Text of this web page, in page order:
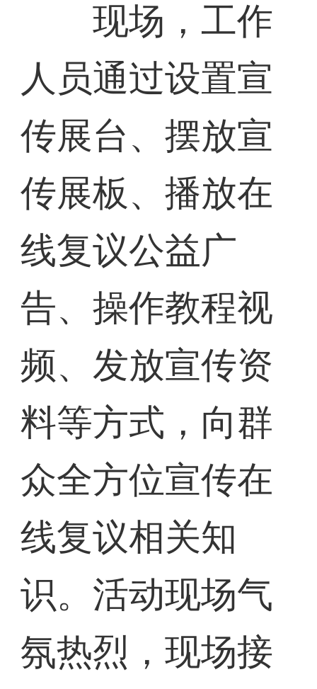
现场，工作
人员通过设置宣
传展台、摆放宣
传展板、播放在
线复议公益广
告、操作教程视
频、发放宣传资
料等方式，向群
众全方位宣传在
线复议相关知
识。活动现场气
氛热烈，现场接